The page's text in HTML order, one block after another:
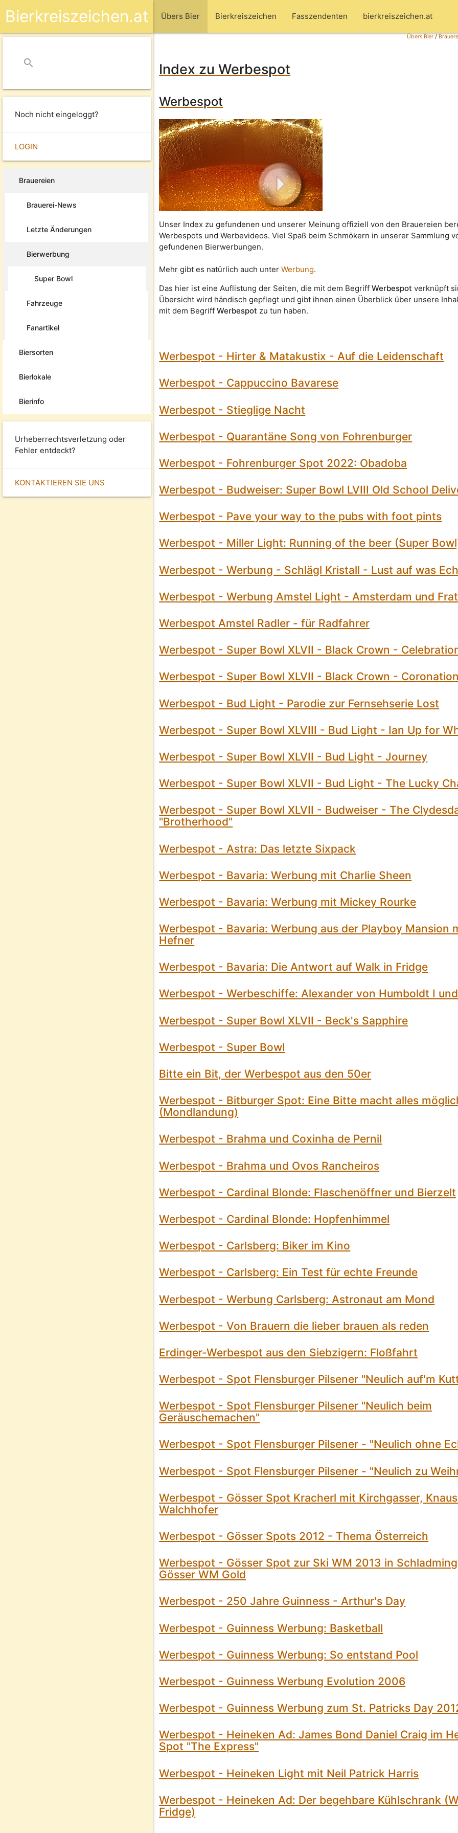
Übers Bier Bierkreiszeichen Fasszendenten bierkreiszeichen.at
Bierkreiszeichen.at
search
Noch nicht eingeloggt?
LOGIN
Brauereien
Brauerei-News
Letzte Änderungen
Bierwerbung
Super Bowl
Fahrzeuge
Fanartikel
Biersorten
Bierlokale
Bierinfo
Urheberrechtsverletzung oder
Fehler entdeckt?
KONTAKTIEREN SIE UNS
Übers Bier/
Index zu Werbespot
Werbespot
Unser Index zu gefundenen und unserer Meinung offiziell von den Brauereien
Werbespots und Werbevideos. Viel Spaß beim Schmökern in unserer Sammlung
gefundenen Bierwerbungen.
Mehr gibt es natürlich auch unterWerbung.
Das hier ist eine Auflistung der Seiten, die mit dem BegriffWerbespot verknüpft
Übersicht wird händisch gepflegt und gibt ihnen einen Überblick über unsere
mit dem BegriffWerbespot zu tun haben.
Werbespot - Hirter & Matakustix - Auf die Leidenschaft
Werbespot - Cappuccino Bavarese
Werbespot - Stieglige Nacht
Werbespot - Quarantäne Song von Fohrenburger
Werbespot - Fohrenburger Spot 2022: Obadoba
Werbespot - Budweiser: Super Bowl LVIII Old School
Werbespot - Pave your way to the pubs with foot pints
Werbespot - Miller Light: Running of the beer (Super
Werbespot - Werbung - Schlägl Kristall - Lust auf was
Werbespot - Werbung Amstel Light - Amsterdam und
Werbespot Amstel Radler - für Radfahrer
Werbespot - Super Bowl XLVII - Black Crown -
Werbespot - Super Bowl XLVII - Black Crown - Coronation
Werbespot - Bud Light - Parodie zur Fernsehserie Lost
Werbespot - Super Bowl XLVIII - Bud Light - Ian Up for
Werbespot - Super Bowl XLVII - Bud Light - Journey
Werbespot - Super Bowl XLVII - Bud Light - The Lucky
Werbespot - Super Bowl XLVII - Budweiser - The
"Brotherhood"
Werbespot - Astra: Das letzte Sixpack
Werbespot - Bavaria: Werbung mit Charlie Sheen
Werbespot - Bavaria: Werbung mit Mickey Rourke
Werbespot - Bavaria: Werbung aus der Playboy Mansion
Hefner
Werbespot - Bavaria: Die Antwort auf Walk in Fridge
Werbespot - Werbeschiffe: Alexander von Humboldt I
Werbespot - Super Bowl XLVII - Beck's Sapphire
Werbespot - Super Bowl
Bitte ein Bit, der Werbespot aus den 50er
Werbespot - Bitburger Spot: Eine Bitte macht alles
(Mondlandung)
Werbespot - Brahma und Coxinha de Pernil
Werbespot - Brahma und Ovos Rancheiros
Werbespot - Cardinal Blonde: Flaschenöffner und Bierzelt
Werbespot - Cardinal Blonde: Hopfenhimmel
Werbespot - Carlsberg: Biker im Kino
Werbespot - Carlsberg: Ein Test für echte Freunde
Werbespot - Werbung Carlsberg: Astronaut am Mond
Werbespot - Von Brauern die lieber brauen als reden
Erdinger-Werbespot aus den Siebzigern: Floßfahrt
Werbespot - Spot Flensburger Pilsener "Neulich auf'm
Werbespot - Spot Flensburger Pilsener "Neulich beim
Geräuschemachen"
Werbespot - Spot Flensburger Pilsener - "Neulich ohne
Werbespot - Spot Flensburger Pilsener - "Neulich zu
Werbespot - Gösser Spot Kracherl mit Kirchgasser,
Walchhofer
Werbespot - Gösser Spots 2012 - Thema Österreich
Werbespot - Gösser Spot zur Ski WM 2013 in
Gösser WM Gold
Werbespot - 250 Jahre Guinness - Arthur's Day
Werbespot - Guinness Werbung: Basketball
Werbespot - Guinness Werbung: So entstand Pool
Werbespot - Guinness Werbung Evolution 2006
Werbespot - Guinness Werbung zum St. Patricks Day
Werbespot - Heineken Ad: James Bond Daniel Craig im
Spot "The Express"
Werbespot - Heineken Light mit Neil Patrick Harris
Werbespot - Heineken Ad: Der begehbare Kühlschrank
Fridge)